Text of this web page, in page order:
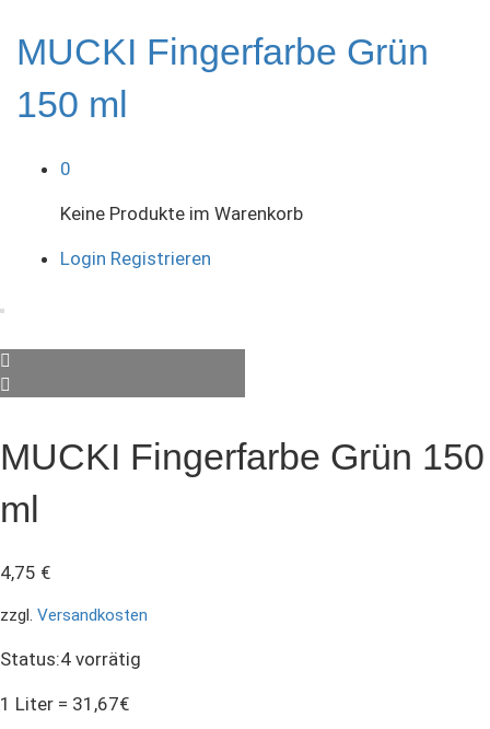
MUCKI Fingerfarbe Grün
150 ml
0
Keine Produkte im Warenkorb
Login Registrieren
MUCKI Fingerfarbe Grün 150
ml
4,75 €
zzgl. Versandkosten
Status:4 vorrätig
1 Liter = 31,67€